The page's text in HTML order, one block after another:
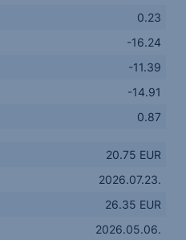
0.23
-16.24
-11.39
-14.91
0.87
20.75 EUR
2026.07.23.
26.35 EUR
2026.05.06.